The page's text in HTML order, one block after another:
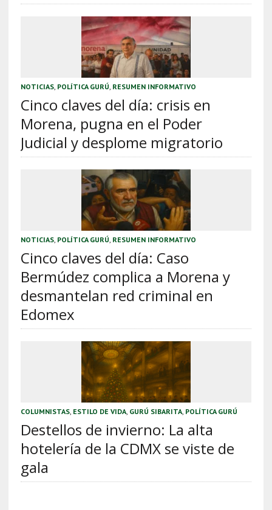
NOTICIAS, POLÍTICA GURÚ RESUMEN INFORMATIVO
Cinco claves del día: crisis en
Morena, pugna en el Poder
Judicial y desplome migratorio
NOTICIAS, POLÍTICA GURÚ RESUMEN INFORMATIVO
Cinco claves del día: Caso
Bermúdez complica a Morena y
desmantelan red criminal en
Edomex
COLUMNISTAS, ESTILO DE VIDA, GURÚ SIBARITA, POLÍTICA GURÚ
Destellos de invierno: La alta
hotelería de la CDMX se viste de
gala